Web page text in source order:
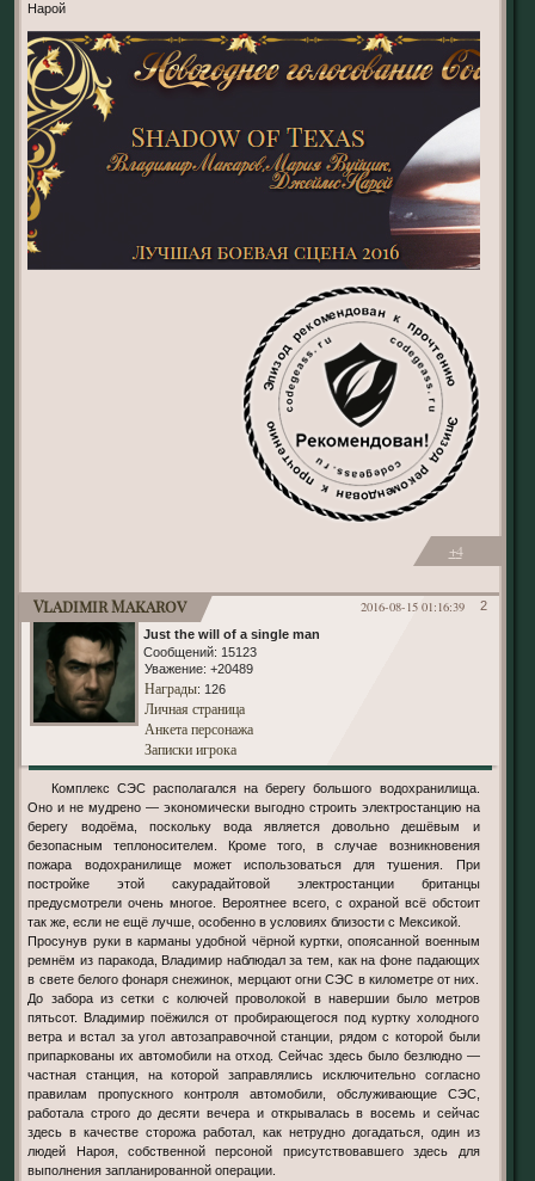
Нарой
+4
2
2016-08-15 01:16:39
Vladimir Makarov
Just the will of a single man
Сообщений: 15123
Уважение: +20489
Награды: 126
Личная страница
Анкета персонажа
Записки игрока
Комплекс СЭС располагался на берегу большого водохранилища.
Оно и не мудрено — экономически выгодно строить электростанцию на
берегу водоёма, поскольку вода является довольно дешёвым и
безопасным теплоносителем. Кроме того, в случае возникновения
пожара водохранилище может использоваться для тушения. При
постройке этой сакурадайтовой электростанции британцы
предусмотрели очень многое. Вероятнее всего, с охраной всё обстоит
так же, если не ещё лучше, особенно в условиях близости с Мексикой.
Просунув руки в карманы удобной чёрной куртки, опоясанной военным
ремнём из паракода, Владимир наблюдал за тем, как на фоне падающих
в свете белого фонаря снежинок, мерцают огни СЭС в километре от них.
До забора из сетки с колючей проволокой в навершии было метров
пятьсот. Владимир поёжился от пробирающегося под куртку холодного
ветра и встал за угол автозаправочной станции, рядом с которой были
припаркованы их автомобили на отход. Сейчас здесь было безлюдно —
частная станция, на которой заправлялись исключительно согласно
правилам пропускного контроля автомобили, обслуживающие СЭС,
работала строго до десяти вечера и открывалась в восемь и сейчас
здесь в качестве сторожа работал, как нетрудно догадаться, один из
людей Нароя, собственной персоной присутствовавшего здесь для
выполнения запланированной операции.